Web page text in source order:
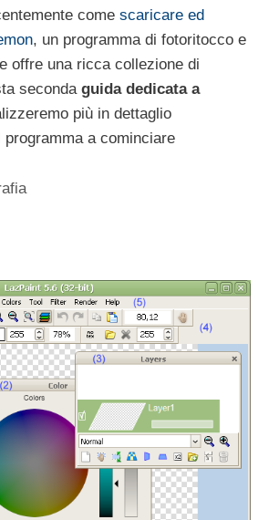
come scaricare ed
, un programma di fotoritocco e
offre una ricca collezione di
seconda guida dedicata a
più in dettaglio
programma a cominciare